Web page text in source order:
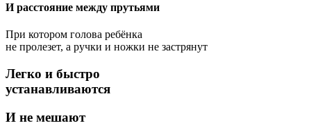
И расстояние между прутьями
При котором голова ребёнка
не пролезет, а ручки и ножки не застрянут
Легко и быстро
устанавливаются
И не мешают